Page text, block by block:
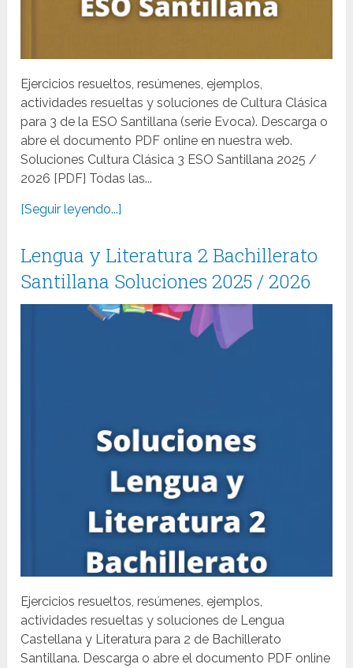
Ejercicios resueltos, resúmenes, ejemplos,
actividades resueltas y soluciones de Cultura Clásica
para 3 de la ESO Santillana (serie Evoca). Descarga o
abre el documento PDF online en nuestra web.
Soluciones Cultura Clásica 3 ESO Santillana 2025 /
2026 [PDF] Todas las...
[Seguir leyendo...]
Lengua y Literatura 2 Bachillerato
Santillana Soluciones 2025 / 2026
Ejercicios resueltos, resúmenes, ejemplos,
actividades resueltas y soluciones de Lengua
Castellana y Literatura para 2 de Bachillerato
Santillana. Descarga o abre el documento PDF online